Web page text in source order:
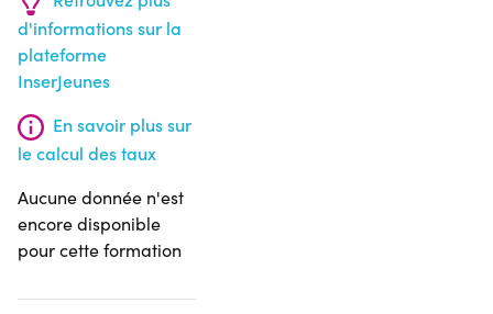
d'informations sur la
plateforme
InserJeunes
En savoir plus sur
le calcul des taux
Aucune donnée n'est
encore disponible
pour cette formation